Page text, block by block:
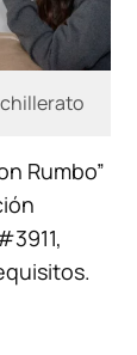
Rumbo”